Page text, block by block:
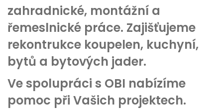
zahradnické, montážní a
řemeslnické práce. Zajišťujeme
rekontrukce koupelen, kuchyní,
bytů a bytových jader.
Ve spolupráci s OBI nabízíme
pomoc při Vašich projektech.